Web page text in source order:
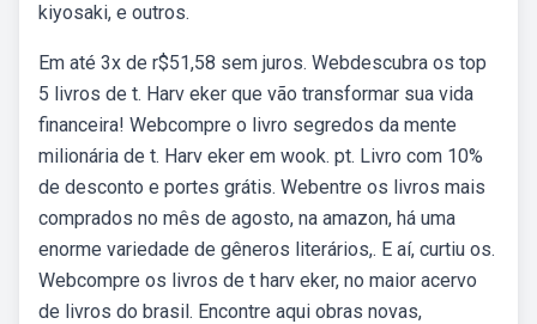
kiyosaki, e outros.
Em até 3x de r$51,58 sem juros. Webdescubra os top
5 livros de t. Harv eker que vão transformar sua vida
financeira! Webcompre o livro segredos da mente
milionária de t. Harv eker em wook. pt. Livro com 10%
de desconto e portes grátis. Webentre os livros mais
comprados no mês de agosto, na amazon, há uma
enorme variedade de gêneros literários,. E aí, curtiu os.
Webcompre os livros de t harv eker, no maior acervo
de livros do brasil. Encontre aqui obras novas,